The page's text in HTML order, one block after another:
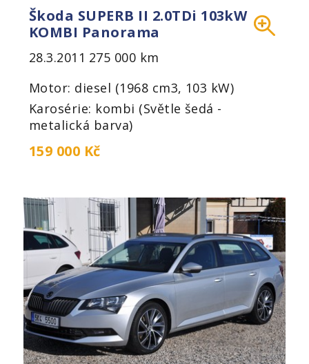
Škoda SUPERB II 2.0TDi 103kW
KOMBI Panorama
28.3.2011 275 000 km
Motor: diesel (1968 cm3, 103 kW)
Karosérie: kombi (Světle šedá -
metalická barva)
159 000 Kč